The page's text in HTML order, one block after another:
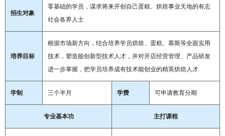
招生对象
零基础的学员，谋求将来开创自己蛋糕、烘焙事业天地的有志
社会各界人士
培养目标
根据市场新方向，结合培养学员烘焙、蛋糕、慕斯等全面实用
技术，塑造能创新型技术人才，并对开店经营管理、产品研发
进一步掌握，把学员培养成有技术能创业的精英烘焙人才
学制 三个半月 学费 可申请教育分期
专业基本功 主打课程